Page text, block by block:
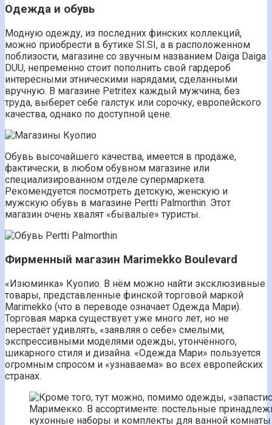
Одежда и обувь
Модную одежду, из последних финских коллекций,
можно приобрести в бутике SI.SI, а в расположенном
поблизости, магазине со звучным названием Daiga Daiga
DUU, непременно стоит пополнить свой гардероб
интересными этническими нарядами, сделанными
вручную. В магазине Petritex каждый мужчина, без
труда, выберет себе галстук или сорочку, европейского
качества, однако по доступной цене.
Обувь высочайшего качества, имеется в продаже,
фактически, в любом обувном магазине или
специализированном отделе супермаркета.
Рекомендуется посмотреть детскую, женскую и
мужскую обувь в магазине Pertti Palmorthin. Этот
магазин очень хвалят «бывалые» туристы.
Фирменный магазин Marimekko Boulevard
«Изюминка» Куопио. В нём можно найти эксклюзивные
товары, представленные финской торговой маркой
Marimekko (что в переводе означает Одежда Мари).
Торговая марка существует уже много лет, но не
перестаёт удивлять, «заявляя о себе» смелыми,
экспрессивными моделями одежды, утончённого,
шикарного стиля и дизайна. «Одежда Мари» пользуется
огромным спросом и «узнаваема» во всех европейских
странах.